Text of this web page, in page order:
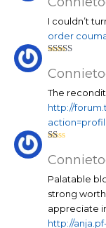
e
1
su
r
5
I couldn’t
order
sur 5
The
http://
ot
e
su
r
5
Palatable
strong
appreciate
http://